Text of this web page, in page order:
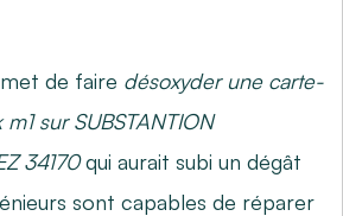
de faire désoxyder une carte-
sur SUBSTANTION
34170qui aurait subi un dégât
sont capables de réparer